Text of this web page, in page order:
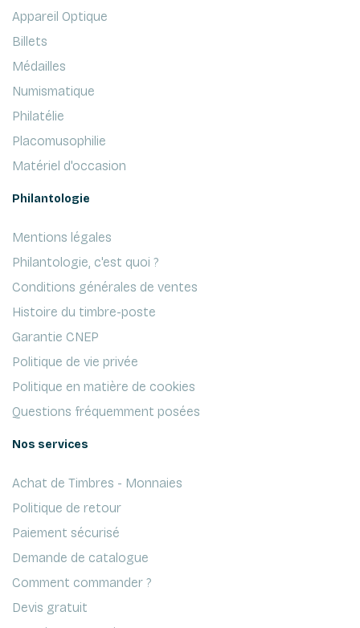
Appareil Optique
Billets
Médailles
Numismatique
Philatélie
Placomusophilie
Matériel d'occasion
Philantologie
Mentions légales
Philantologie, c'est quoi ?
Conditions générales de ventes
Histoire du timbre-poste
Garantie CNEP
Politique de vie privée
Politique en matière de cookies
Questions fréquemment posées
Nos services
Achat de Timbres - Monnaies
Politique de retour
Paiement sécurisé
Demande de catalogue
Comment commander ?
Devis gratuit